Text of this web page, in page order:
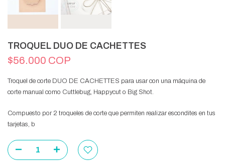
TROQUEL DUO DE CACHETTES
$56.000 COP
Troquel de corte DUO DE CACHETTES para usar con una máquina de
corte manual como Cuttlebug, Happycut o Big Shot.
Compuesto por 2 troqueles de corte que permiten realizar escondites en tus
tarjetas, b